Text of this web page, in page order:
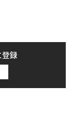
人の価値観に振
落として、限り
いたいことで
たくさんの人か
差万別ですが、
……といったも
録